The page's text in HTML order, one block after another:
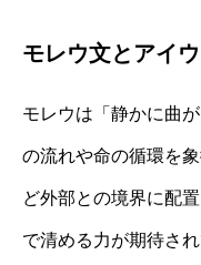
モレウ文とアイ
モレウは「静かに曲
の流れや命の循環を
ど外部との境界に配
で清める力が期待さ